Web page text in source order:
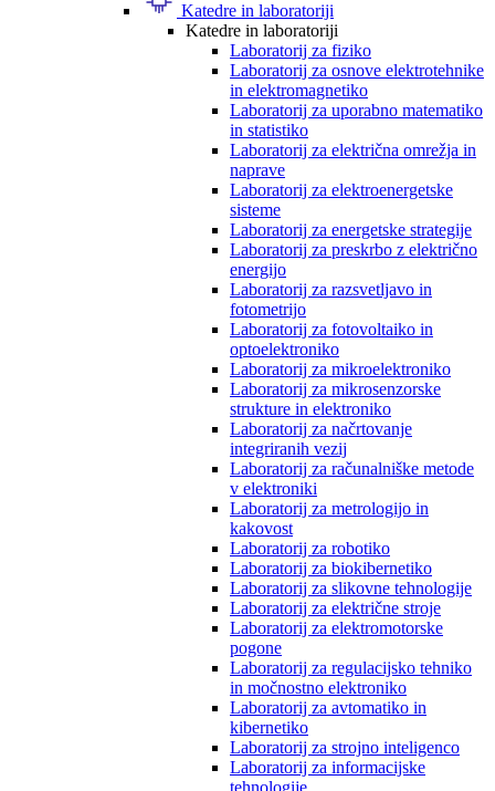
Katedre in laboratoriji
Katedre in laboratoriji
Laboratorij za fiziko
Laboratorij za osnove elektrotehnike
in elektromagnetiko
Laboratorij za uporabno matematiko
in statistiko
Laboratorij za električna omrežja in
naprave
Laboratorij za elektroenergetske
sisteme
Laboratorij za energetske strategije
Laboratorij za preskrbo z električno
energijo
Laboratorij za razsvetljavo in
fotometrijo
Laboratorij za fotovoltaiko in
optoelektroniko
Laboratorij za mikroelektroniko
Laboratorij za mikrosenzorske
strukture in elektroniko
Laboratorij za načrtovanje
integriranih vezij
Laboratorij za računalniške metode
v elektroniki
Laboratorij za metrologijo in
kakovost
Laboratorij za robotiko
Laboratorij za biokibernetiko
Laboratorij za slikovne tehnologije
Laboratorij za električne stroje
Laboratorij za elektromotorske
pogone
Laboratorij za regulacijsko tehniko
in močnostno elektroniko
Laboratorij za avtomatiko in
kibernetiko
Laboratorij za strojno inteligenco
Laboratorij za informacijske
tehnologije